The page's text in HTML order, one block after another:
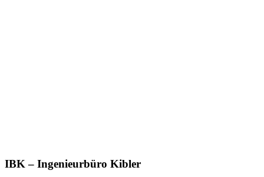
IBK – Ingenieurbüro Kibler